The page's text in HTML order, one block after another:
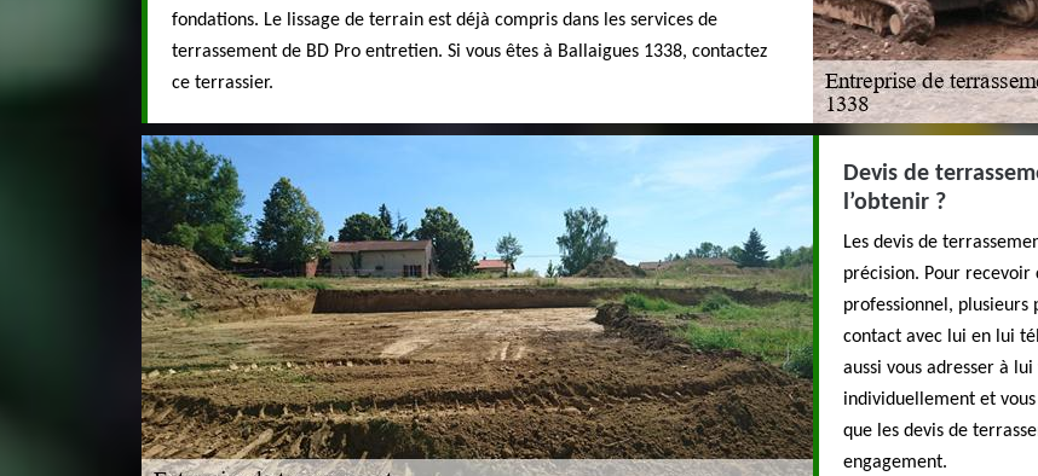
fondations. Le lissage de terrain est déjà compris dans les services de
terrassement de BD Pro entretien. Si vous êtes à Ballaigues 1338, contactez
ce terrassier.
Devis de
l’obtenir ?
Les devis de
précision. Pour
professionnel, plusieurs
contact avec lui en lui
aussi vous adresser à
individuellement et
que les devis de
engagement.